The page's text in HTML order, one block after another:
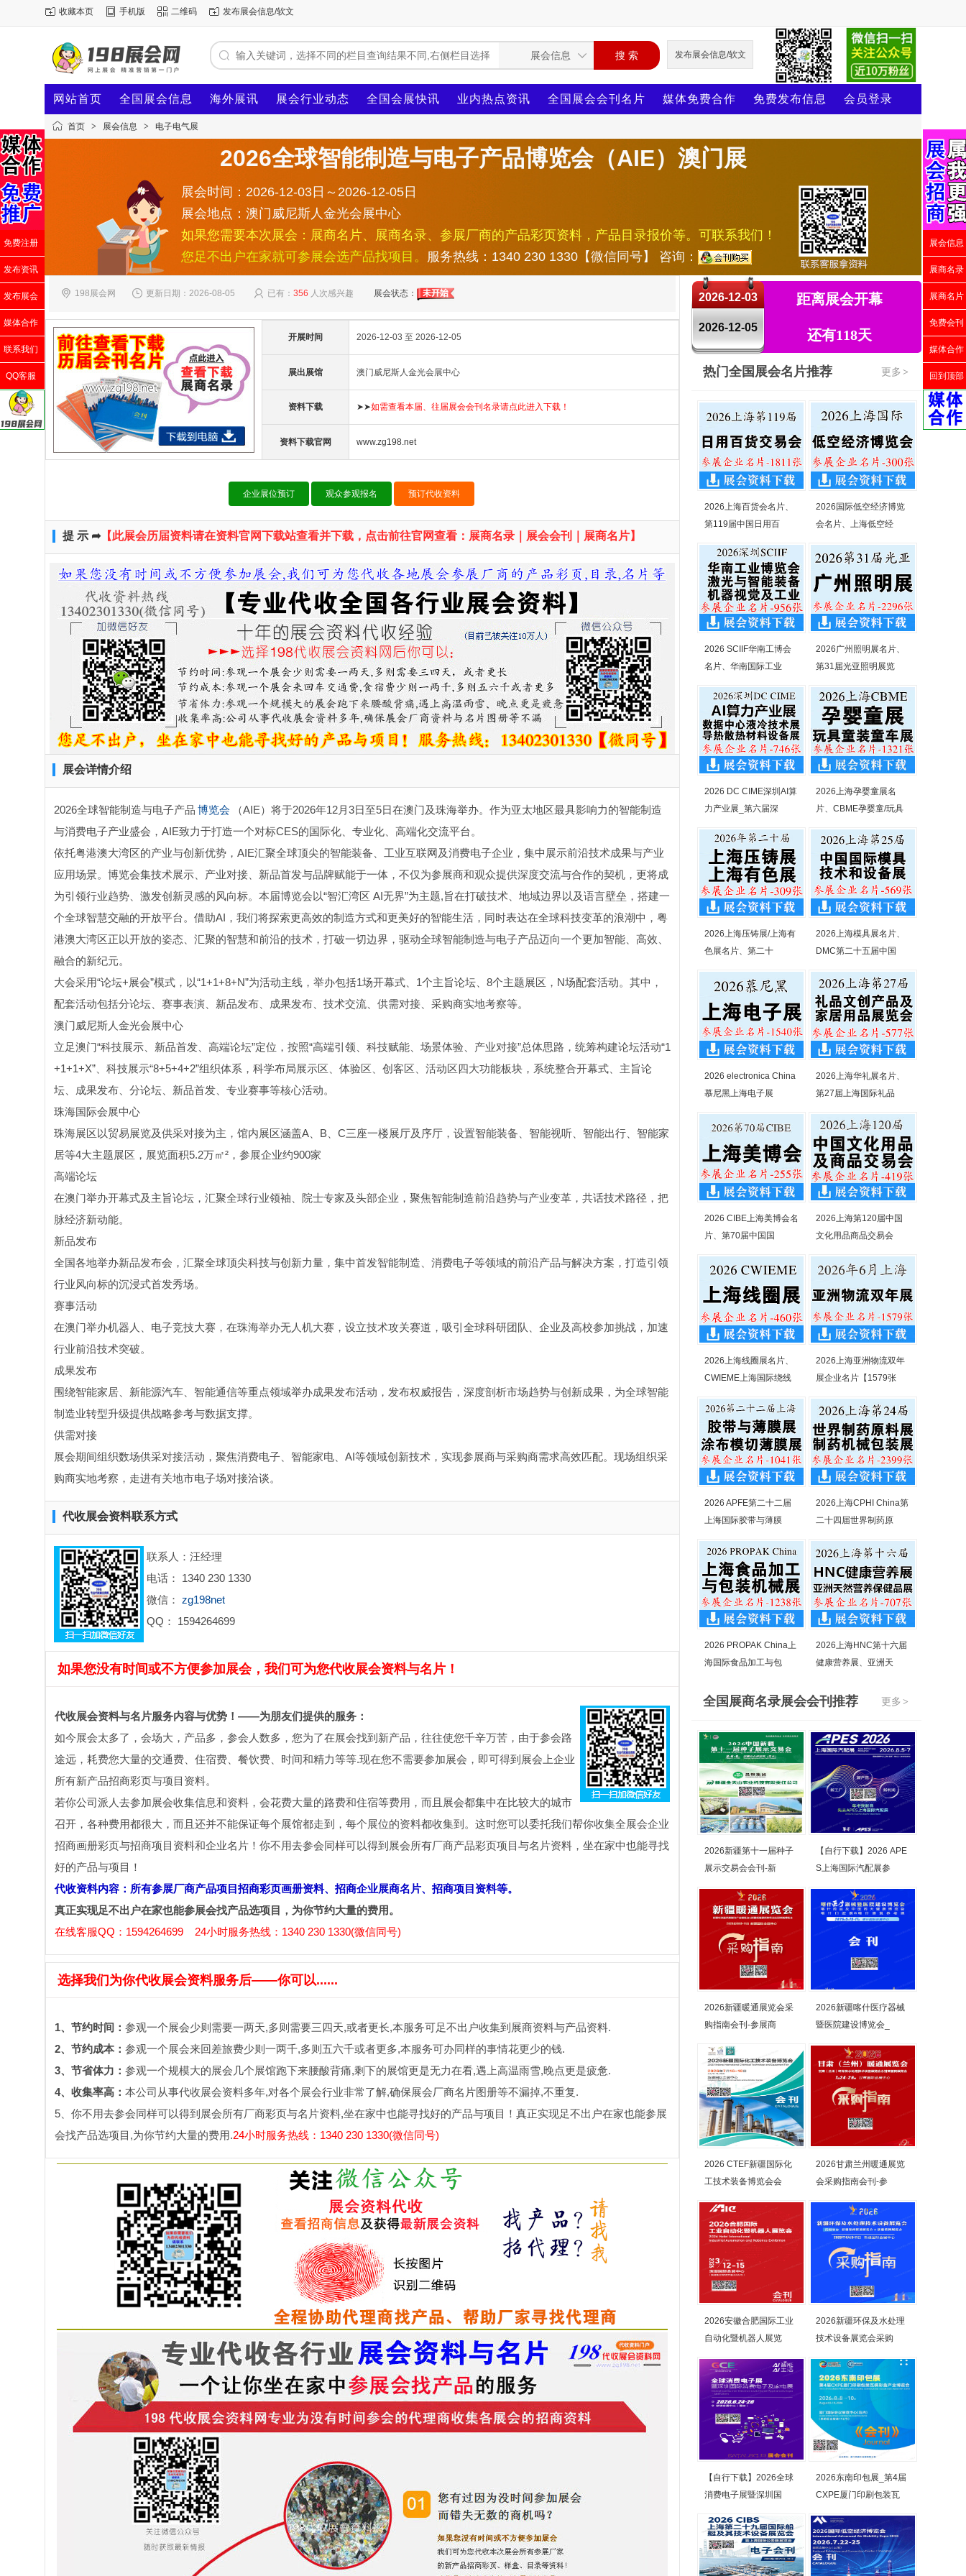
收藏本页 手机版 二维码 发布展会信息/软文
发布展会信息/软文
网站首页 全国展会信息 海外展讯 展会行业动态 全国会展快讯 业内热点资讯 全国展会会刊名片 媒体免费合作 免费发布信息 会员登录
首页 > 展会信息 > 电子电气展
2026全球智能制造与电子产品博览会（AIE）澳门展
展会时间：2026-12-03日～2026-12-05日
展会地点：澳门威尼斯人金光会展中心
如果您需要本次展会：展商名片、展商名录、参展厂商的产品彩页资料，产品目录报价等。可联系我们！
您足不出户在家就可参展会选产品找项目。 服务热线：1340 230 1330【微信同号】 咨询：
198展会网 更新日期：2026-08-05 已有： 356 人次感兴趣 展会状态：
开展时间 2026-12-03 至 2026-12-05
展出展馆 澳门威尼斯人金光会展中心
资料下载 ➤➤如需查看本届、往届展会会刊名录请点此进入下载！
资料下载官网 www.zg198.net
企业展位预订 观众参观报名 预订代收资料
提 示 ➦【此展会历届资料请在资料官网下载站查看并下载，点击前往官网查看：展商名录｜展会会刊｜展商名片】
展会详情介绍
2026全球智能制造与电子产品 博览会
（AIE）将于2026年12月3日至5日在澳门及珠海举办。作为亚太地区最具影响力的智能制造
与消费电子产业盛会，AIE致力于打造一个对标CES的国际化、专业化、高端化交流平台。
依托粤港澳大湾区的产业与创新优势，AIE汇聚全球顶尖的智能装备、工业互联网及消费电子企业，集中展示前沿技术成果与产业
应用场景。博览会集技术展示、产业对接、新品首发与品牌赋能于一体，不仅为参展商和观众提供深度交流与合作的契机，更将成
为引领行业趋势、激发创新灵感的风向标。本届博览会以“智汇湾区 AI无界”为主题,旨在打破技术、地域边界以及语言壁垒，搭建一
个全球智慧交融的开放平台。借助AI，我们将探索更高效的制造方式和更美好的智能生活，同时表达在全球科技变革的浪潮中，粤
港澳大湾区正以开放的姿态、汇聚的智慧和前沿的技术，打破一切边界，驱动全球智能制造与电子产品迈向一个更加智能、高效、
融合的新纪元。
大会采用“论坛+展会”模式，以“1+1+8+N”为活动主线，举办包括1场开幕式、1个主旨论坛、8个主题展区，N场配套活动。其中，
配套活动包括分论坛、赛事表演、新品发布、成果发布、技术交流、供需对接、采购商实地考察等。
澳门威尼斯人金光会展中心
立足澳门“科技展示、新品首发、高端论坛”定位，按照“高端引领、科技赋能、场景体验、产业对接”总体思路，统筹构建论坛活动“1
+1+1+X”、科技展示“8+5+4+2”组织体系，科学布局展示区、体验区、创客区、活动区四大功能板块，系统整合开幕式、主旨论
坛、成果发布、分论坛、新品首发、专业赛事等核心活动。
珠海国际会展中心
珠海展区以贸易展览及供采对接为主，馆内展区涵盖A、B、C三座一楼展厅及序厅，设置智能装备、智能视听、智能出行、智能家
居等4大主题展区，展览面积5.2万㎡²，参展企业约900家
高端论坛
在澳门举办开幕式及主旨论坛，汇聚全球行业领袖、院士专家及头部企业，聚焦智能制造前沿趋势与产业变革，共话技术路径，把
脉经济新动能。
新品发布
全国各地举办新品发布会，汇聚全球顶尖科技与创新力量，集中首发智能制造、消费电子等领域的前沿产品与解决方案，打造引领
行业风向标的沉浸式首发秀场。
赛事活动
在澳门举办机器人、电子竞技大赛，在珠海举办无人机大赛，设立技术攻关赛道，吸引全球科研团队、企业及高校参加挑战，加速
行业前沿技术突破。
成果发布
围绕智能家居、新能源汽车、智能通信等重点领域举办成果发布活动，发布权威报告，深度剖析市场趋势与创新成果，为全球智能
制造业转型升级提供战略参考与数据支撑。
供需对接
展会期间组织数场供采对接活动，聚焦消费电子、智能家电、AI等领域创新技术，实现参展商与采购商需求高效匹配。现场组织采
购商实地考察，走进有关地市电子场对接洽谈。
代收展会资料联系方式
联系人：汪经理
电话： 1340 230 1330
微信： zg198net
QQ： 1594264699
如果您没有时间或不方便参加展会，我们可为您代收展会资料与名片！
代收展会资料与名片服务内容与优势！——为朋友们提供的服务：
如今展会太多了，会场大，产品多，参会人数多，您为了在展会找到新产品，往往使您千辛万苦，由于参会路
途远，耗费您大量的交通费、住宿费、餐饮费、时间和精力等等.现在您不需要参加展会，即可得到展会上企业
所有新产品招商彩页与项目资料。
若你公司派人去参加展会收集信息和资料，会花费大量的路费和住宿等费用，而且展会都集中在比较大的城市
召开，各种费用都很大，而且还并不能保证每个展馆都走到，每个展位的资料都收集到。这时您可以委托我们帮你收集全展会企业
招商画册彩页与招商项目资料和企业名片！你不用去参会同样可以得到展会所有厂商产品彩页项目与名片资料，坐在家中也能寻找
好的产品与项目！
代收资料内容：所有参展厂商产品项目招商彩页画册资料、招商企业展商名片、招商项目资料等。
真正实现足不出户在家也能参展会找产品选项目，为你节约大量的费用。
在线客服QQ：1594264699 24小时服务热线：1340 230 1330(微信同号)
选择我们为你代收展会资料服务后——你可以......
1、节约时间： 参观一个展会少则需要一两天,多则需要三四天,或者更长,本服务可足不出户收集到展商资料与产品资料.
2、节约成本： 参观一个展会来回差旅费少则一两千,多则五六千或者更多,本服务可办同样的事情花更少的钱.
3、节省体力： 参观一个规模大的展会几个展馆跑下来腰酸背痛,剩下的展馆更是无力在看,遇上高温雨雪,晚点更是疲惫.
4、收集率高： 本公司从事代收展会资料多年,对各个展会行业非常了解,确保展会厂商名片图册等不漏掉,不重复.
5、你不用去参会同样可以得到展会所有厂商彩页与名片资料,坐在家中也能寻找好的产品与项目！真正实现足不出户在家也能参展
会找产品选项目,为你节约大量的费用.24小时服务热线：1340 230 1330(微信同号)
2026-12-03
2026-12-05
距离展会开幕
还有118天
更多 >
热门全国展会名片推荐
2026上海百货会名片、
第119届中国日用百
2026国际低空经济博览
会名片、上海低空经
2026 SCIIF华南工博会
名片、华南国际工业
2026广州照明展名片、
第31届光亚照明展览
2026 DC CIME深圳AI算
力产业展_第六届深
2026上海孕婴童展名
片、CBME孕婴童/玩具
2026上海压铸展/上海有
色展名片、第二十
2026上海模具展名片、
DMC第二十五届中国
2026 electronica China
慕尼黑上海电子展
2026上海华礼展名片、
第27届上海国际礼品
2026 CIBE上海美博会名
片、第70届中国国
2026上海第120届中国
文化用品商品交易会
2026上海线圈展名片、
CWIEME上海国际绕线
2026上海亚洲物流双年
展企业名片【1579张
2026 APFE第二十二届
上海国际胶带与薄膜
2026上海CPHI China第
二十四届世界制药原
2026 PROPAK China上
海国际食品加工与包
2026上海HNC第十六届
健康营养展、亚洲天
更多 >
全国展商名录展会会刊推荐
2026新疆第十一届种子
展示交易会会刊-新
【自行下载】2026 APE
S上海国际汽配展参
2026新疆暖通展览会采
购指南会刊-参展商
2026新疆喀什医疗器械
暨医院建设博览会_
2026 CTEF新疆国际化
工技术装备博览会会
2026甘肃兰州暖通展览
会采购指南会刊-参
2026安徽合肥国际工业
自动化暨机器人展览
2026新疆环保及水处理
技术设备展览会采购
【自行下载】2026全球
消费电子展暨深圳国
2026东南印包展_第4届
CXPE厦门印刷包装瓦
免费注册
发布资讯
发布展会
媒体合作
联系我们
QQ客服
展会信息
展商名录
展商名片
免费会刊
媒体合作
回到顶部